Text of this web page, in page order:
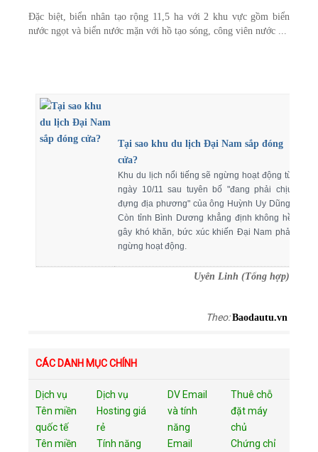
Đặc biệt, biển nhân tạo rộng 11,5 ha với 2 khu vực gồm biển
nước ngọt và biển nước mặn với hồ tạo sóng, công viên nước ...
Tại sao khu du lịch Đại Nam sắp đóng
cửa?
Khu du lịch nổi tiếng sẽ ngừng hoạt động từ
ngày 10/11 sau tuyên bố "đang phải chịu
đựng địa phương" của ông Huỳnh Uy Dũng.
Còn tỉnh Bình Dương khẳng định không hề
gây khó khăn, bức xúc khiến Đại Nam phải
ngừng hoạt động.
Uyên Linh (Tổng hợp)
Theo:Baodautu.vn
CÁC DANH MỤC CHÍNH
Dịch vụ
Tên miền
quốc tế
Tên miền
Dịch vụ
Hosting giá
rẻ
Tính năng
DV Email
và tính
năng
Email
Thuê chỗ
đặt máy
chủ
Chứng chỉ